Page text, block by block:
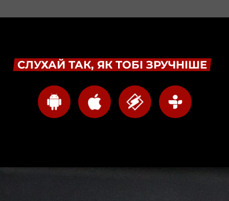
СЛУХАЙ ТАК, ЯК ТОБІ ЗРУЧНІШЕ